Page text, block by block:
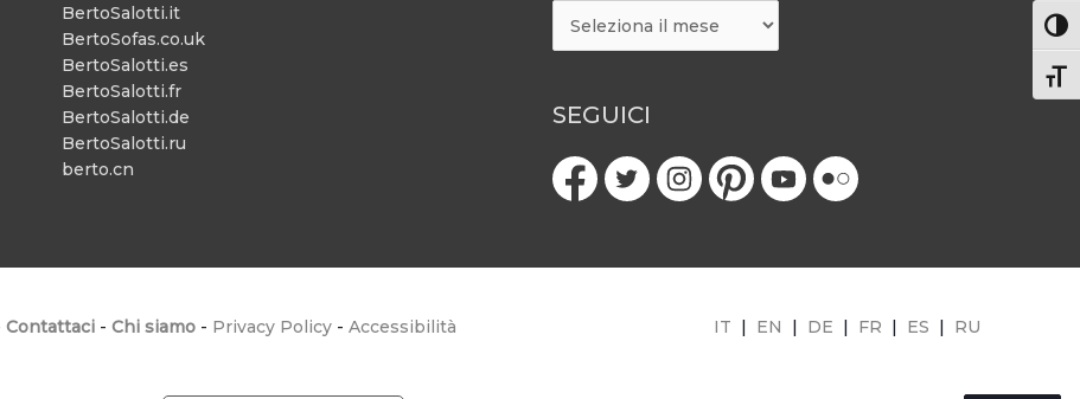
BertoSalotti.it
BertoSofas.co.uk
BertoSalotti.es
BertoSalotti.fr
BertoSalotti.de
BertoSalotti.ru
berto.cn
SEGUICI
Contattaci - Chi siamo - Privacy Policy - Accessibilità IT EN DE FR ES RU